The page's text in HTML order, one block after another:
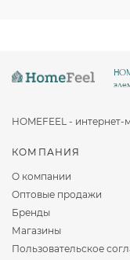
КОМПАНИЯ
О компании
Оптовые продажи
Бренды
Магазины
Пользовательское
HOMEFEEL -